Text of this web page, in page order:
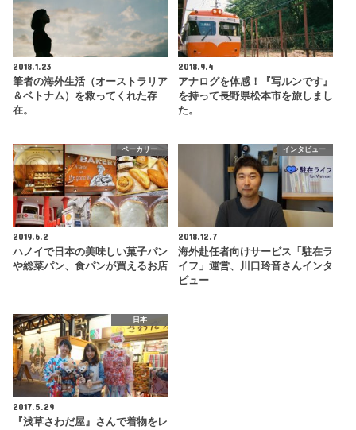
2018.1.23
筆者の海外生活（オーストラリア
＆ベトナム）を救ってくれた存
在。
2018.9.4
アナログを体感！『写ルンです』
を持って長野県松本市を旅しまし
た。
ベーカリー
2019.6.2
ハノイで日本の美味しい菓子パン
や総菜パン、食パンが買えるお店
インタビュー
2018.12.7
海外赴任者向けサービス「駐在ラ
イフ」運営、川口玲音さんインタ
ビュー
日本
2017.5.29
『浅草さわだ屋』さんで着物をレ